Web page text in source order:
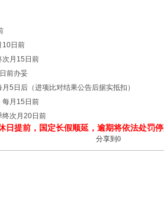
10日前
次月 15 日前
日前办妥
月 5 日后（进项比对结果公告后据实抵扣）
每月 15 日前
终次月 20日前
日提前，国定长假顺延，逾期将依法处罚
分享到 0